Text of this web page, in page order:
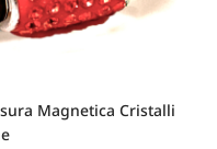
Magnetica Cristalli